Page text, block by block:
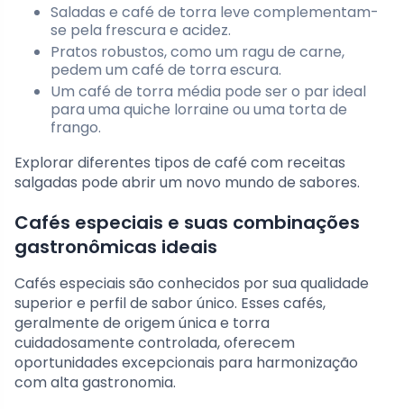
Saladas e café de torra leve complementam-
se pela frescura e acidez.
Pratos robustos, como um ragu de carne,
pedem um café de torra escura.
Um café de torra média pode ser o par ideal
para uma quiche lorraine ou uma torta de
frango.
Explorar diferentes tipos de café com receitas
salgadas pode abrir um novo mundo de sabores.
Cafés especiais e suas combinações
gastronômicas ideais
Cafés especiais são conhecidos por sua qualidade
superior e perfil de sabor único. Esses cafés,
geralmente de origem única e torra
cuidadosamente controlada, oferecem
oportunidades excepcionais para harmonização
com alta gastronomia.